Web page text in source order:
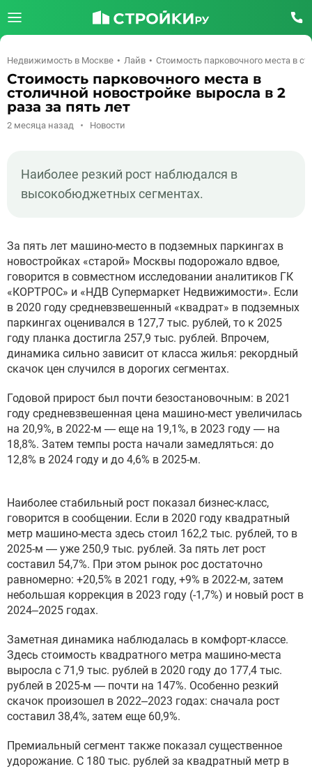
Недвижимость в Москве Лайв Стоимость парковочного места в
Стоимость парковочного места в
столичной новостройке выросла в 2
раза за пять лет
2 месяца назад Новости
Наиболее резкий рост наблюдался в
высокобюджетных сегментах.
За пять лет машино-место в подземных паркингах в
новостройках «старой» Москвы подорожало вдвое,
говорится в совместном исследовании аналитиков ГК
«КОРТРОС» и «НДВ Супермаркет Недвижимости». Если
в 2020 году средневзвешенный «квадрат» в подземных
паркингах оценивался в 127,7 тыс. рублей, то к 2025
году планка достигла 257,9 тыс. рублей. Впрочем,
динамика сильно зависит от класса жилья: рекордный
скачок цен случился в дорогих сегментах.
Годовой прирост был почти безостановочным: в 2021
году средневзвешенная цена машино-мест увеличилась
на 20,9%, в 2022-м — еще на 19,1%, в 2023 году — на
18,8%. Затем темпы роста начали замедляться: до
12,8% в 2024 году и до 4,6% в 2025-м.
Наиболее стабильный рост показал бизнес-класс,
говорится в сообщении. Если в 2020 году квадратный
метр машино-места здесь стоил 162,2 тыс. рублей, то в
2025-м — уже 250,9 тыс. рублей. За пять лет рост
составил 54,7%. При этом рынок рос достаточно
равномерно: +20,5% в 2021 году, +9% в 2022-м, затем
небольшая коррекция в 2023 году (-1,7%) и новый рост в
2024–2025 годах.
Заметная динамика наблюдалась в комфорт-классе.
Здесь стоимость квадратного метра машино-места
выросла с 71,9 тыс. рублей в 2020 году до 177,4 тыс.
рублей в 2025-м — почти на 147%. Особенно резкий
скачок произошел в 2022–2023 годах: сначала рост
составил 38,4%, затем еще 60,9%.
Премиальный сегмент также показал существенное
удорожание. С 180 тыс. рублей за квадратный метр в